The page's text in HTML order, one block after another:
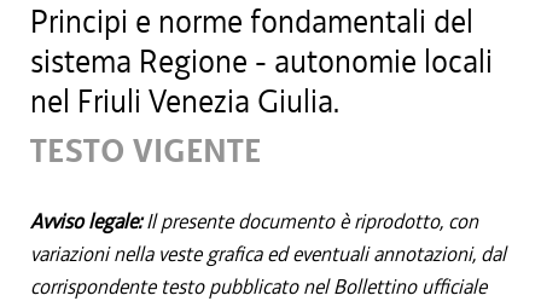
Principi e norme fondamentali del
sistema Regione - autonomie locali
nel Friuli Venezia Giulia.
TESTO VIGENTE
Avviso legale:Il presente documento è riprodotto, con
variazioni nella veste grafica ed eventuali annotazioni, dal
corrispondente testo pubblicato nel Bollettino ufficiale